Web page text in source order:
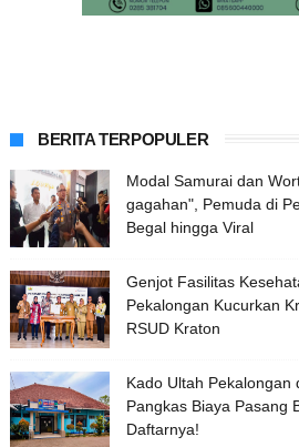
BERITA TERPOPULER
Modal Samurai dan
gagahan", Pemuda di
Begal hingga Viral
Genjot Fasilitas
Pekalongan Kucurkan
RSUD Kraton
Kado Ultah Pekalongan
Pangkas Biaya Pasang
Daftarnya!